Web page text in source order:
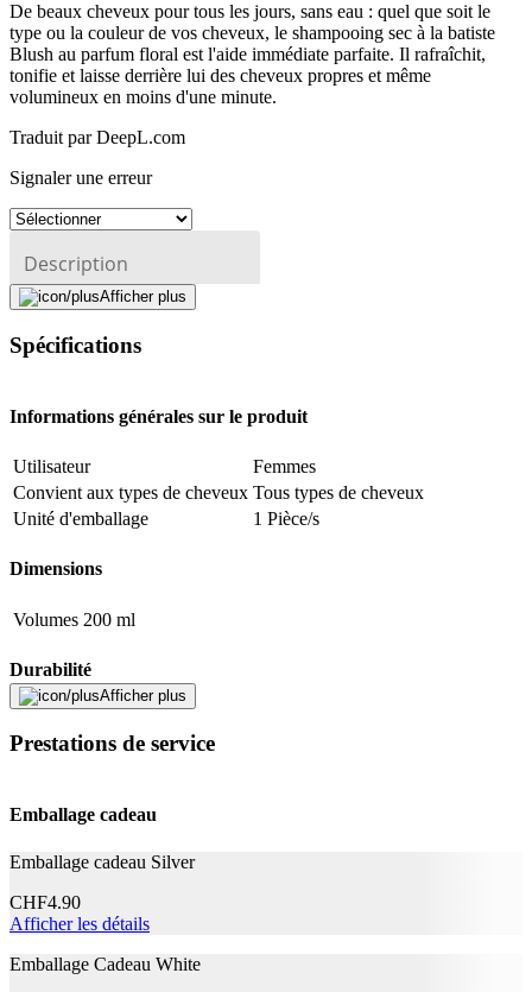
De beaux cheveux pour tous les jours, sans eau : quel que soit le
type ou la couleur de vos cheveux, le shampooing sec à la batiste
Blush au parfum floral est l'aide immédiate parfaite. Il rafraîchit,
tonifie et laisse derrière lui des cheveux propres et même
volumineux en moins d'une minute.
Traduit par DeepL.com
Signaler une erreur
Description
Adresse e-mail (facultatif)
Afficher plus
Spécifications
Informations générales sur le produit
Utilisateur
Femmes
Convient aux types de cheveux Tous types de cheveux
Unité d'emballage
1 Pièce/s
Dimensions
Volumes 200 ml
Durabilité
La vie naturelle Pas de particularités
Informations complémentaires
Ingrédients
Starch, Alcohol Denat., Parfum (Fragrance),
Afficher plus
Prestations de service
Emballage cadeau
Emballage cadeau Silver
CHF4.90
Afficher les détails
Emballage Cadeau White